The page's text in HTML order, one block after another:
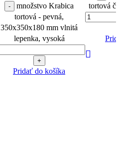
množstvo Krabica
tortová - pevná,
350x350x180 mm vlnitá
lepenka, vysoká
Pridať do košíka
tortová